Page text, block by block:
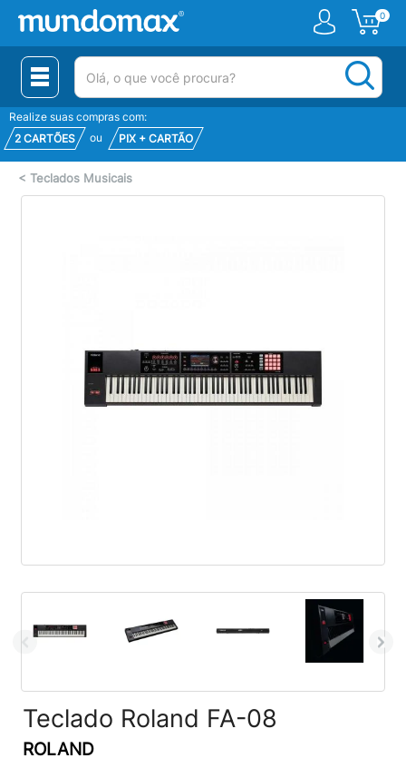
0
(pesquisar)
Realize suas compras com:
2 CARTÕES
ou PIX + CARTÃO
< Teclados Musicais
Teclado Roland FA-08
ROLAND